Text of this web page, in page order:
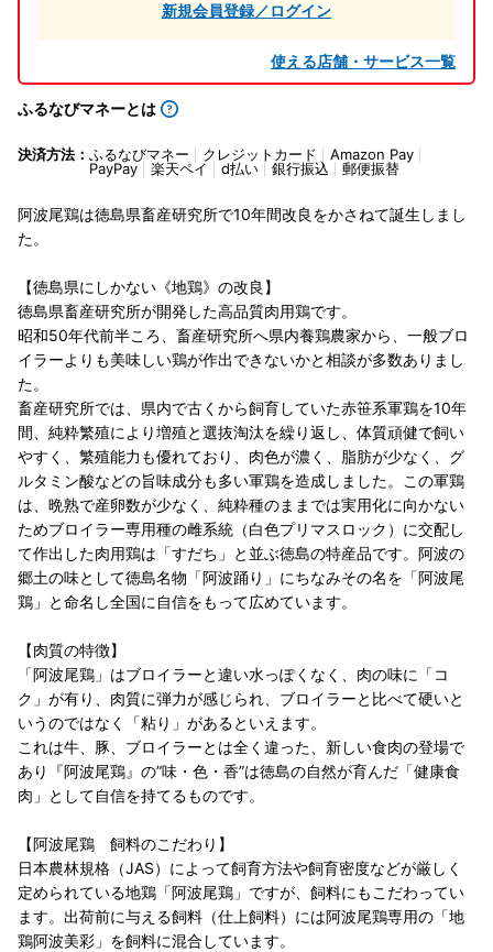
新規会員登録／ログイン
使える店舗・サービス一覧
ふるなびマネーとは
決済方法： ふるなびマネー クレジットカード
Amazon Pay
PayPay
楽天ペイ d払い 銀行振込 郵便振替
阿波尾鶏は徳島県畜産研究所で10年間改良をかさねて誕生しまし
た。
【徳島県にしかない《地鶏》の改良】
徳島県畜産研究所が開発した高品質肉用鶏です。
昭和50年代前半ころ、畜産研究所へ県内養鶏農家から、一般ブロ
イラーよりも美味しい鶏が作出できないかと相談が多数ありまし
た。
畜産研究所では、県内で古くから飼育していた赤笹系軍鶏を10年
間、純粋繁殖により増殖と選抜淘汰を繰り返し、体質頑健で飼い
やすく、繁殖能力も優れており、肉色が濃く、脂肪が少なく、グ
ルタミン酸などの旨味成分も多い軍鶏を造成しました。この軍鶏
は、晩熟で産卵数が少なく、純粋種のままでは実用化に向かない
ためブロイラー専用種の雌系統（白色プリマスロック）に交配し
て作出した肉用鶏は「すだち」と並ぶ徳島の特産品です。阿波の
郷土の味として徳島名物「阿波踊り」にちなみその名を「阿波尾
鶏」と命名し全国に自信をもって広めています。
【肉質の特徴】
「阿波尾鶏」はブロイラーと違い水っぽくなく、肉の味に「コ
ク」が有り、肉質に弾力が感じられ、ブロイラーと比べて硬いと
いうのではなく「粘り」があるといえます。
これは牛、豚、ブロイラーとは全く違った、新しい食肉の登場で
あり『阿波尾鶏』の”味・色・香”は徳島の自然が育んだ「健康食
肉」として自信を持てるものです。
【阿波尾鶏 飼料のこだわり】
日本農林規格（JAS）によって飼育方法や飼育密度などが厳しく
定められている地鶏「阿波尾鶏」ですが、飼料にもこだわってい
ます。出荷前に与える飼料（仕上飼料）には阿波尾鶏専用の「地
鶏阿波美彩」を飼料に混合しています。